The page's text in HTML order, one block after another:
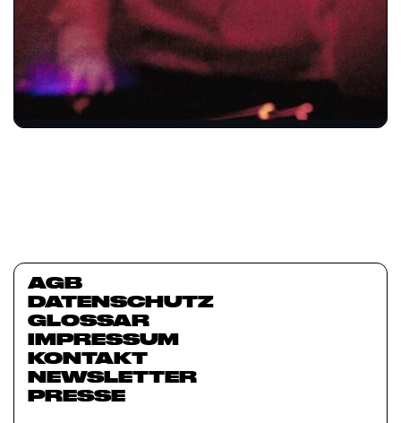
AGB
DATENSCHUTZ
GLOSSAR
IMPRESSUM
KONTAKT
NEWSLETTER
PRESSE